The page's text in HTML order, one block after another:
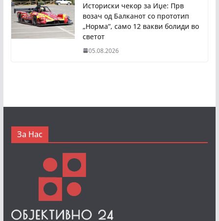
Историски чекор за Иџе: Прв
возач од Балканот со прототип
„Норма“, само 12 вакви болиди во
светот
05.08.2026
За Нас